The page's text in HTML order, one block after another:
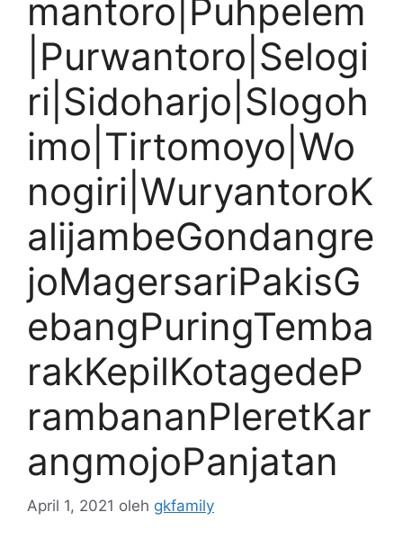
mantoro|Puhpelem
|Purwantoro|Selogi
ri|Sidoharjo|Slogoh
imo|Tirtomoyo|Wo
nogiri|WuryantoroK
alijambeGondangre
joMagersariPakisG
ebangPuringTemba
rakKepilKotagedeP
rambananPleretKar
angmojoPanjatan
April 1, 2021 oleh gkfamily